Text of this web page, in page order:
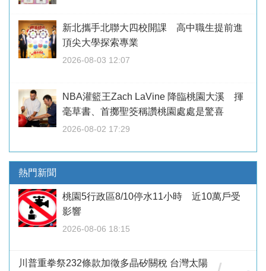
新北攜手北聯大四校開課 高中職生提前進
頂尖大學探索專業
2026-08-03 12:07
NBA灌籃王Zach LaVine 降臨桃園大溪 揮
毫草書、首擲聖筊稱讚桃園處處是驚喜
2026-08-02 17:29
熱門新聞
桃園5行政區8/10停水11小時 近10萬戶受
影響
2026-08-06 18:15
川普重拳祭232條款加徵多晶矽關稅 台灣太陽